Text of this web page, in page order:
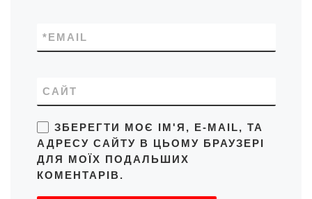
EMAIL
*
САЙТ
ЗБЕРЕГТИ МОЄ ІМ'Я, E-MAIL, ТА
АДРЕСУ САЙТУ В ЦЬОМУ БРАУЗЕРІ
ДЛЯ МОЇХ ПОДАЛЬШИХ
КОМЕНТАРІВ.